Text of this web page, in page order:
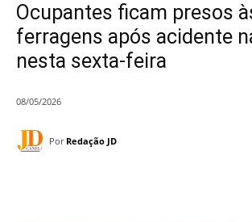
Ocupantes ficam presos
ferragens após acidente
nesta sexta-feira
08/05/2026
Por Redação JD